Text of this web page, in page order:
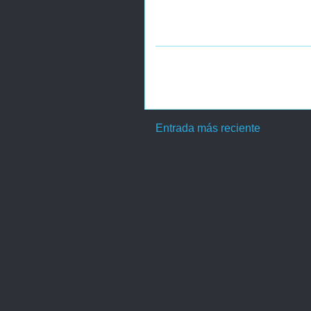
Entrada más reciente